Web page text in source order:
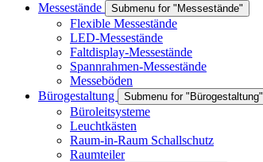
Messestände
Submenu for "Messestände"
Flexible Messestände
LED-Messestände
Faltdisplay-Messestände
Spannrahmen-Messestände
Messeböden
Bürogestaltung
Submenu for "Bürogestaltung"
Büroleitsysteme
Leuchtkästen
Raum-in-Raum Schallschutz
Raumteiler